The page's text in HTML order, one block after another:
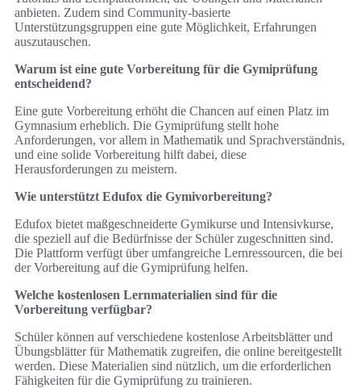
anbieten. Zudem sind Community-basierte
Unterstützungsgruppen eine gute Möglichkeit, Erfahrungen
auszutauschen.
Warum ist eine gute Vorbereitung für die Gymiprüfung
entscheidend?
Eine gute Vorbereitung erhöht die Chancen auf einen Platz im
Gymnasium erheblich. Die Gymiprüfung stellt hohe
Anforderungen, vor allem in Mathematik und Sprachverständnis,
und eine solide Vorbereitung hilft dabei, diese
Herausforderungen zu meistern.
Wie unterstützt Edufox die Gymivorbereitung?
Edufox bietet maßgeschneiderte Gymikurse und Intensivkurse,
die speziell auf die Bedürfnisse der Schüler zugeschnitten sind.
Die Plattform verfügt über umfangreiche Lernressourcen, die bei
der Vorbereitung auf die Gymiprüfung helfen.
Welche kostenlosen Lernmaterialien sind für die
Vorbereitung verfügbar?
Schüler können auf verschiedene kostenlose Arbeitsblätter und
Übungsblätter für Mathematik zugreifen, die online bereitgestellt
werden. Diese Materialien sind nützlich, um die erforderlichen
Fähigkeiten für die Gymiprüfung zu trainieren.